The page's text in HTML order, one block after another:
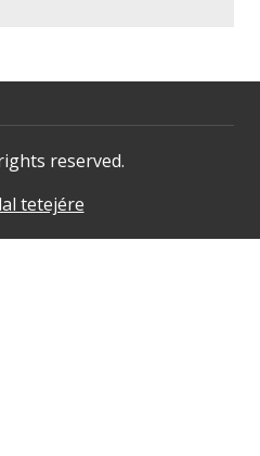
reserved.
tetejére